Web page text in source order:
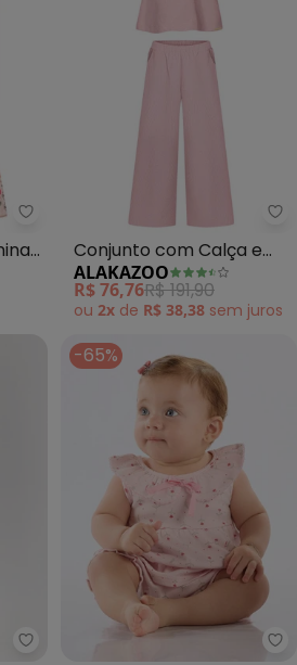
Elian - Conjunto Infantil
Conjunto com Calça e
Blusa Bordada de Alças
(Rosa)
ALAKAZOO
R$ 76,76R$ 191,90
ou 2x de R$ 38,38 sem juros
Alakazoo - Conjunto com
-65%